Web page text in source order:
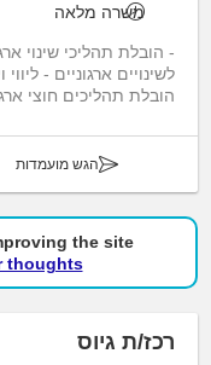
משרה מלאה
- הובלת תהליכי שינוי
לשינויים ארגוניים -
הובלת תהליכים חוצי
הגש מועמדות
the site.
thoughts!
רכז/ת גיוס